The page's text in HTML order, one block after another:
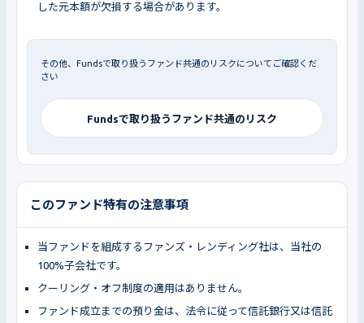
した元本額が欠損する場合があります。
その他、Fundsで取り扱うファンド共通のリスクについてご確認くだ
さい
Fundsで取り扱うファンド共通のリスク
このファンド特有の注意事項
当ファンドを組成するファンズ・レンディング社は、当社の
100%子会社です。
クーリング・オフ制度の適用はありません。
ファンド成立までの預り金は、法令に従って信託銀行又は信託